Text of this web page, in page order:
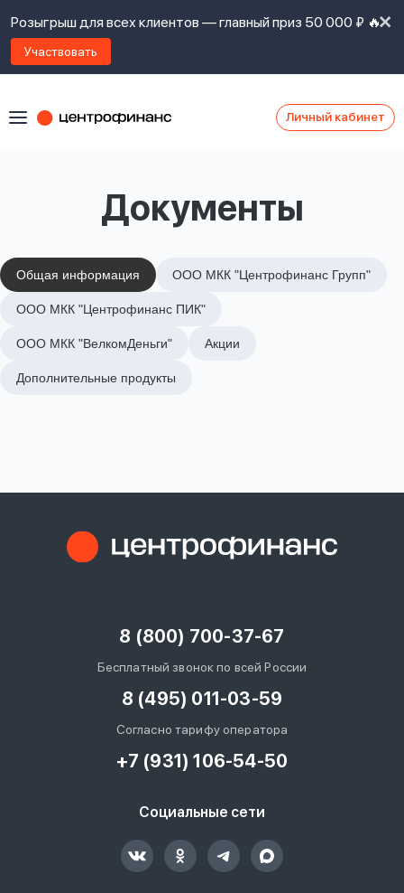
Розыгрыш для всех клиентов — главный приз 50 000 ₽ 🔥
Участвовать
Личный кабинет
Документы
Общая информация ООО МКК "Центрофинанс Групп"
ООО МКК "Центрофинанс ПИК"
ООО МКК "ВелкомДеньги" Акции
Дополнительные продукты
8 (800) 700-37-67
Бесплатный звонок по всей России
8 (495) 011-03-59
Согласно тарифу оператора
+7 (931) 106-54-50
Социальные сети
Войти под другим номером
ознакомлен
предоставления
займов,
политикой
сайта,
согласие
обработку